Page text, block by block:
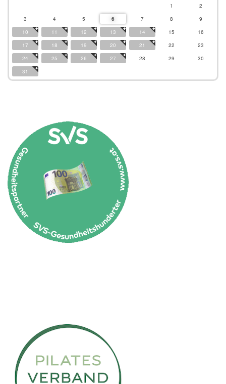
1
2
3
4 5 6 7 8
9
10
11 12 13 14 15
16
17
18 19 20 21 22
23
24
25 26 27 28 29
30
31